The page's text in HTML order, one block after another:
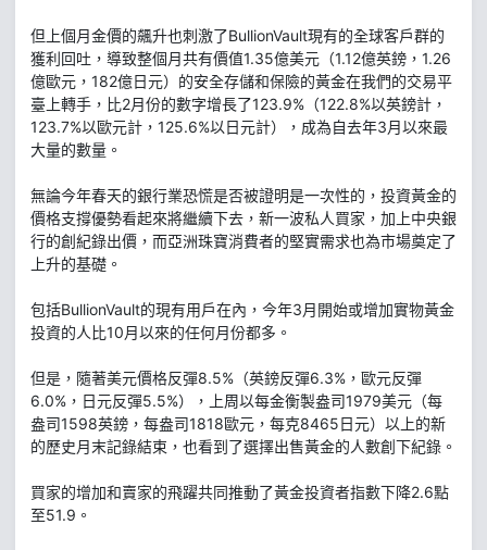
但上個月金價的飆升也刺激了BullionVault現有的全球客戶群的
獲利回吐，導致整個月共有價值1.35億美元（1.12億英鎊，1.26
億歐元，182億日元）的安全存儲和保險的黃金在我們的交易平
臺上轉手，比2月份的數字增長了123.9%（122.8%以英鎊計，
123.7%以歐元計，125.6%以日元計），成為自去年3月以來最
大量的數量。
無論今年春天的銀行業恐慌是否被證明是一次性的，投資黃金的
價格支撐優勢看起來將繼續下去，新一波私人買家，加上中央銀
行的創紀錄出價，而亞洲珠寶消費者的堅實需求也為市場奠定了
上升的基礎。
包括BullionVault的現有用戶在內，今年3月開始或增加實物黃金
投資的人比10月以來的任何月份都多。
但是，隨著美元價格反彈8.5%（英鎊反彈6.3%，歐元反彈
6.0%，日元反彈5.5%），上周以每金衡製盎司1979美元（每
盎司1598英鎊，每盎司1818歐元，每克8465日元）以上的新
的歷史月末記錄結束，也看到了選擇出售黃金的人數創下紀錄。
買家的增加和賣家的飛躍共同推動了黃金投資者指數下降2.6點
至51.9。